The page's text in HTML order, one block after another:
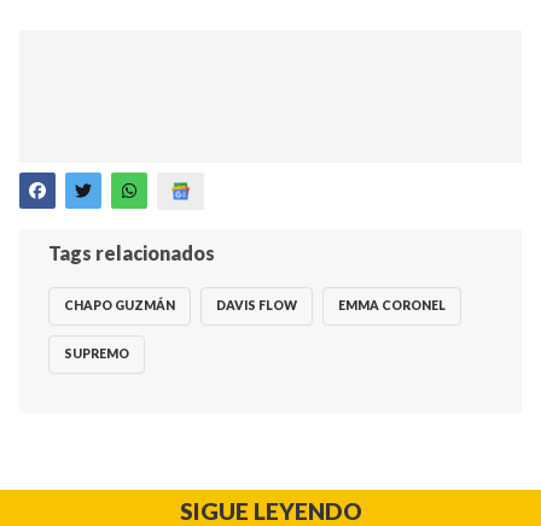
Tags relacionados
CHAPO GUZMÁN DAVIS FLOW EMMA CORONEL
SUPREMO
SIGUE LEYENDO